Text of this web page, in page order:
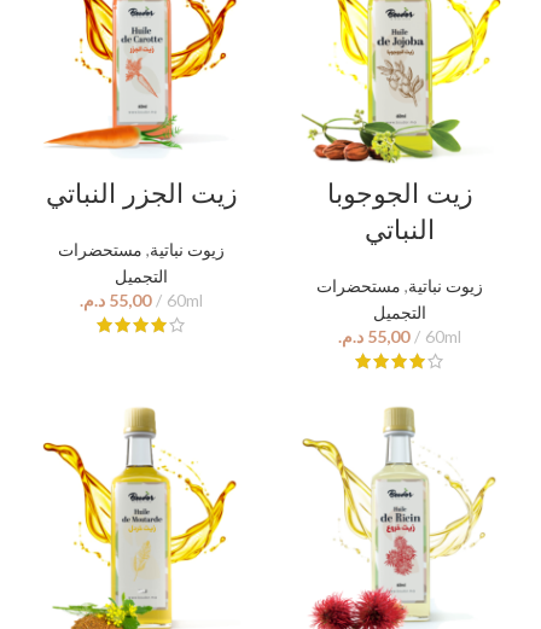
زيت الجزر النباتي
زيوت نباتية, مستحضرات
التجميل
د.م.
زيت الجوجوبا
النباتي
زيوت نباتية, مستحضرات
التجميل
د.م.